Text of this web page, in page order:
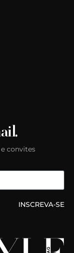
e convites
INSCREVA-SE